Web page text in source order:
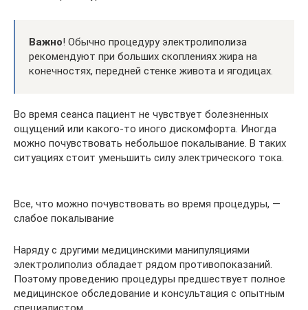
Важно! Обычно процедуру электролиполиза
рекомендуют при больших скоплениях жира на
конечностях, передней стенке живота и ягодицах.
Во время сеанса пациент не чувствует болезненных
ощущений или какого-то иного дискомфорта. Иногда
можно почувствовать небольшое покалывание. В таких
ситуациях стоит уменьшить силу электрического тока.
Все, что можно почувствовать во время процедуры, —
слабое покалывание
Наряду с другими медицинскими манипуляциями
электролиполиз обладает рядом противопоказаний.
Поэтому проведению процедуры предшествует полное
медицинское обследование и консультация с опытным